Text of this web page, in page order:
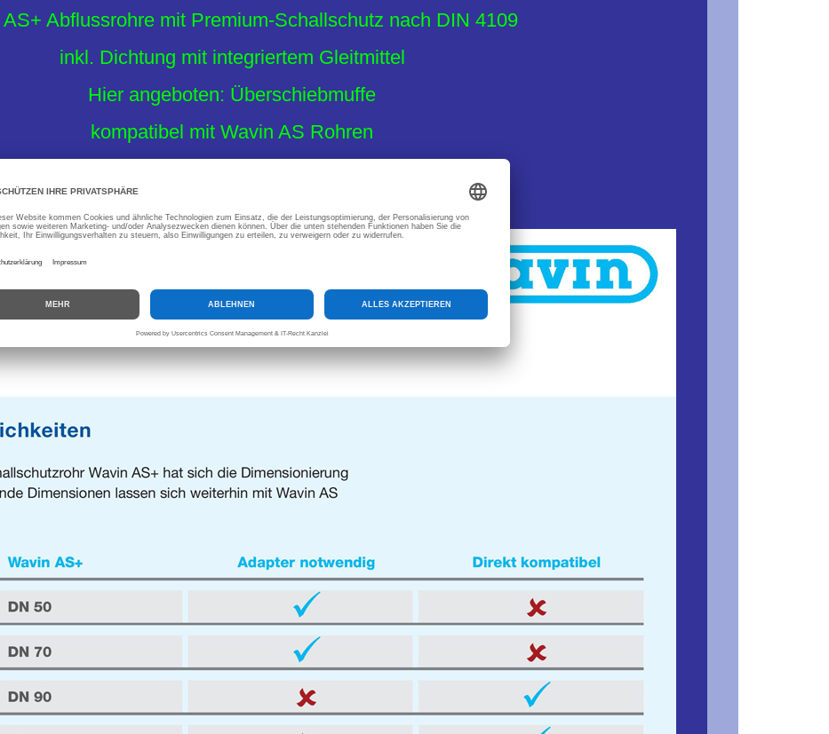
Abflussrohre mit Premium-Schallschutz nach DIN 4109
inkl. Dichtung mit integriertem Gleitmittel
Hier angeboten: Überschiebmuffe
kompatibel mit Wavin AS Rohren
Übergang von Wavin AS auf Wavin AS+ Rohren benötigt.